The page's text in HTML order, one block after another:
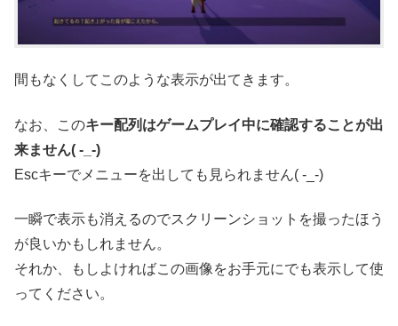
間もなくしてこのような表示が出てきます。
なお、このキー配列はゲームプレイ中に確認することが出
来ません( -_-)
Escキーでメニューを出しても見られません( -_-)
一瞬で表示も消えるのでスクリーンショットを撮ったほう
が良いかもしれません。
それか、もしよければこの画像をお手元にでも表示して使
ってください。